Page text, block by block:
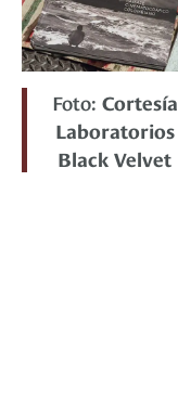
Foto: Cortesía
Laboratorios
Black Velvet